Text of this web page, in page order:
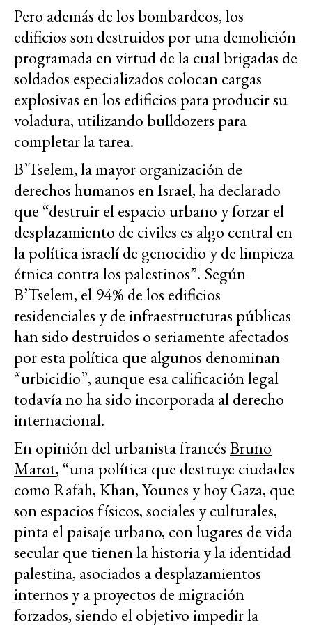
Pero además de los bombardeos, los
edificios son destruidos por una demolición
programada en virtud de la cual brigadas de
soldados especializados colocan cargas
explosivas en los edificios para producir su
voladura, utilizando bulldozers para
completar la tarea.
B’Tselem, la mayor organización de
derechos humanos en Israel, ha declarado
que “destruir el espacio urbano y forzar el
desplazamiento de civiles es algo central en
la política israelí de genocidio y de limpieza
étnica contra los palestinos”. Según
B’Tselem, el 94% de los edificios
residenciales y de infraestructuras públicas
han sido destruidos o seriamente afectados
por esta política que algunos denominan
“urbicidio”, aunque esa calificación legal
todavía no ha sido incorporada al derecho
internacional.
En opinión del urbanista francésBruno
Marot, “una política que destruye ciudades
como Rafah, Khan, Younes y hoy Gaza, que
son espacios físicos, sociales y culturales,
pinta el paisaje urbano, con lugares de vida
secular que tienen la historia y la identidad
palestina, asociados a desplazamientos
internos y a proyectos de migración
forzados, siendo el objetivo impedir la